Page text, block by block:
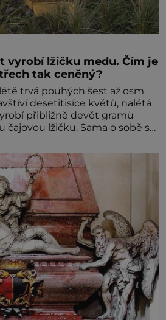
vyrobí lžičku medu. Čím je
tak ceněný?
trvá pouhých šest až osm
desetitisíce květů, nalétá
přibližně devět gramů
čajovou lžičku. Sama o sobě se
příslušnic svého včelstva,
organismů